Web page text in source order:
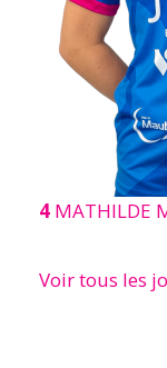
4 MATHILDE
Voir tous les